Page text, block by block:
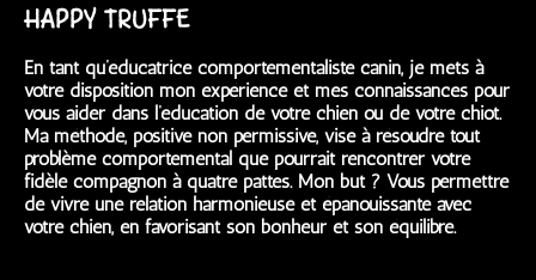
HAPPY TRUFFE
En tant qu’éducatrice comportementaliste canin, je mets à
votre disposition mon expérience et mes connaissances pour
vous aider dans l’éducation de votre chien ou de votre chiot.
Ma méthode, positive non permissive, vise à résoudre tout
problème comportemental que pourrait rencontrer votre
fidèle compagnon à quatre pattes. Mon but ? Vous permettre
de vivre une relation harmonieuse et épanouissante avec
votre chien, en favorisant son bonheur et son équilibre.